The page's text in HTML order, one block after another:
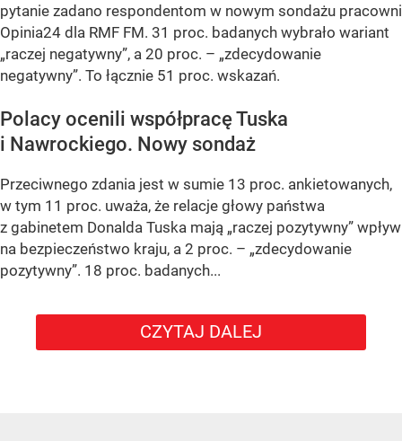
pytanie zadano respondentom w nowym sondażu pracowni
Opinia24 dla RMF FM. 31 proc. badanych wybrało wariant
„raczej negatywny”, a 20 proc. – „zdecydowanie
negatywny”. To łącznie 51 proc. wskazań.
Polacy ocenili współpracę Tuska
i Nawrockiego. Nowy sondaż
Przeciwnego zdania jest w sumie 13 proc. ankietowanych,
w tym 11 proc. uważa, że relacje głowy państwa
z gabinetem Donalda Tuska mają „raczej pozytywny” wpływ
na bezpieczeństwo kraju, a 2 proc. – „zdecydowanie
pozytywny”. 18 proc. badanych...
CZYTAJ DALEJ